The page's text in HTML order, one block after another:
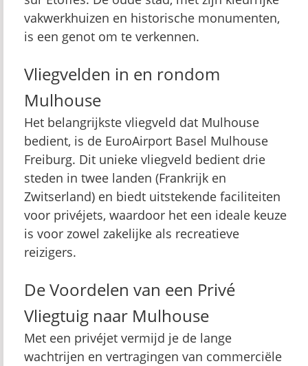
vakwerkhuizen en historische monumenten,
is een genot om te verkennen.
Vliegvelden in en rondom
Mulhouse
Het belangrijkste vliegveld dat Mulhouse
bedient, is de EuroAirport Basel Mulhouse
Freiburg. Dit unieke vliegveld bedient drie
steden in twee landen (Frankrijk en
Zwitserland) en biedt uitstekende faciliteiten
voor privéjets, waardoor het een ideale keuze
is voor zowel zakelijke als recreatieve
reizigers.
De Voordelen van een Privé
Vliegtuig naar Mulhouse
Met een privéjet vermijd je de lange
wachtrijen en vertragingen van commerciële